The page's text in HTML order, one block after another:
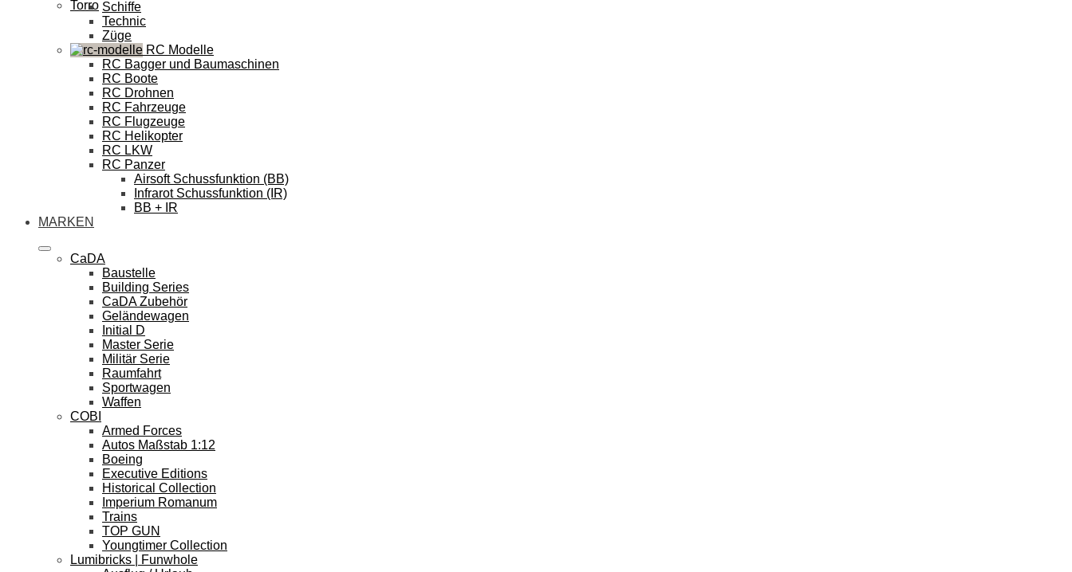
Torro Schiffe
Technic
Züge
RC Modelle
RC Bagger und Baumaschinen
RC Boote
RC Drohnen
RC Fahrzeuge
RC Flugzeuge
RC Helikopter
RC LKW
RC Panzer
Airsoft Schussfunktion (BB)
Infrarot Schussfunktion (IR)
BB + IR
MARKEN
CaDA
Baustelle
Building Series
CaDA Zubehör
Geländewagen
Initial D
Master Serie
Militär Serie
Raumfahrt
Sportwagen
Waffen
COBI
Armed Forces
Autos Maßstab 1:12
Boeing
Executive Editions
Historical Collection
Imperium Romanum
Trains
TOP GUN
Youngtimer Collection
Lumibricks | Funwhole